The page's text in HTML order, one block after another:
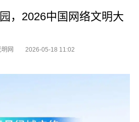
，2026中国网络文明大
网 2026-05-18 11:02